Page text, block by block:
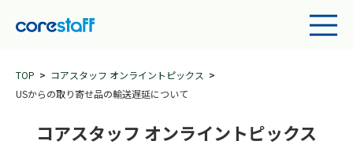
TOP
コアスタッフ オンライントピックス
USからの取り寄せ品の輸送遅延について
コアスタッフ オンライントピックス